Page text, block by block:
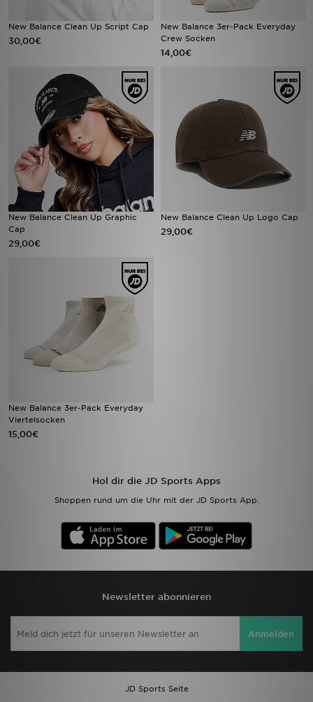
New Balance Clean Up Script Cap
30,00€
New Balance 3er-Pack Everyday
Crew Socken
14,00€
New Balance Clean Up Graphic
Cap
29,00€
New Balance Clean Up Logo Cap
29,00€
New Balance 3er-Pack Everyday
Viertelsocken
15,00€
Hol dir die JD Sports Apps
Shoppen rund um die Uhr mit der JD Sports App.
Newsletter abonnieren
Anmelden
JD Sports Seite
Meine Nachrichten
Hilfe & Kontakt
Trending Styles